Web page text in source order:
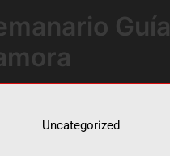
Guía
Uncategorized